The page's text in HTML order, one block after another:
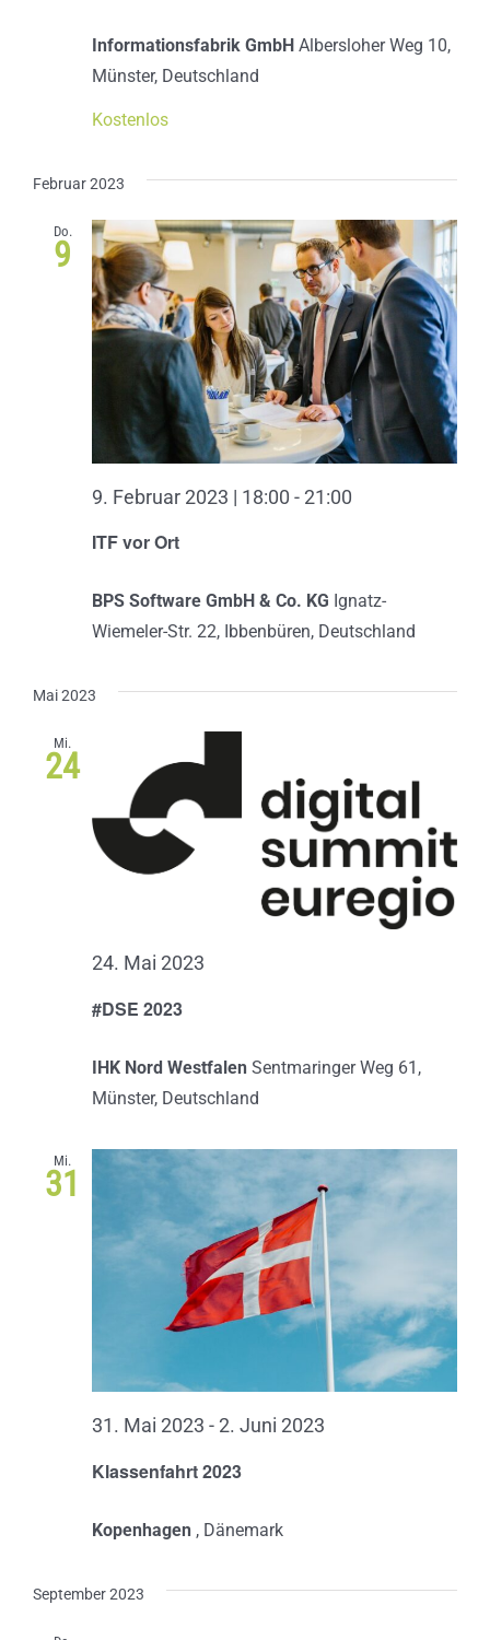
Informationsfabrik GmbH Albersloher Weg 10,
Münster, Deutschland
Kostenlos
Februar 2023
Do.
9
ITF vor Ort
9. Februar 2023 | 18:00 - 21:00
BPS Software GmbH & Co. KG Ignatz-
Wiemeler-Str. 22, Ibbenbüren, Deutschland
Mai 2023
Mi.
24
#DSE 2023
24. Mai 2023
IHK Nord Westfalen Sentmaringer Weg 61,
Münster, Deutschland
Mi.
31
Klassenfahrt 2023
31. Mai 2023 - 2. Juni 2023
Kopenhagen , Dänemark
September 2023